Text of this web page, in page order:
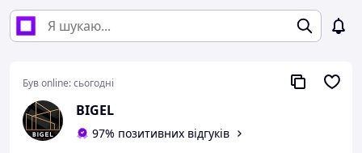
Був online:сьогодні
BIGEL
97% позитивних відгуків